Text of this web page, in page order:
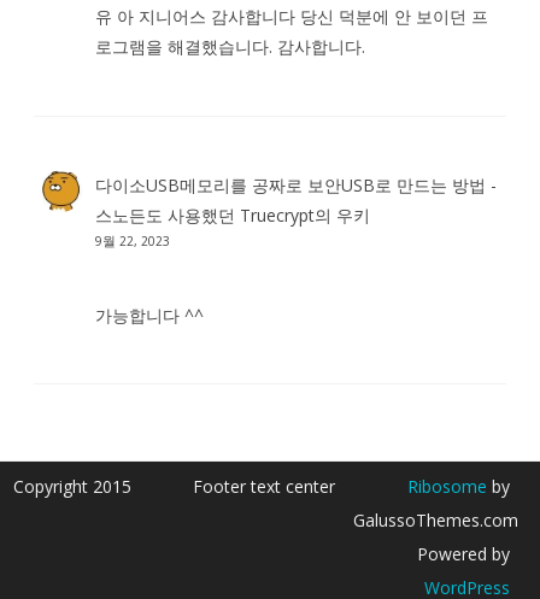
유 아 지니어스 감사합니다 당신 덕분에 안 보이던 프
로그램을 해결했습니다. 감사합니다.
다이소USB메모리를 공짜로 보안USB로 만드는 방법 -
스노든도 사용했던 Truecrypt의 우키
9월 22, 2023
가능합니다 ^^
Copyright 2015 Footer text center Ribosome by
GalussoThemes.com
Powered by
WordPress